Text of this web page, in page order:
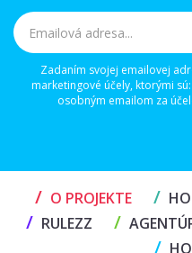
Zadaním svojej emailovej
marketingové účely, ktorými
osobným emailom za
/ O PROJEKTE /
/ RULEZZ /
/